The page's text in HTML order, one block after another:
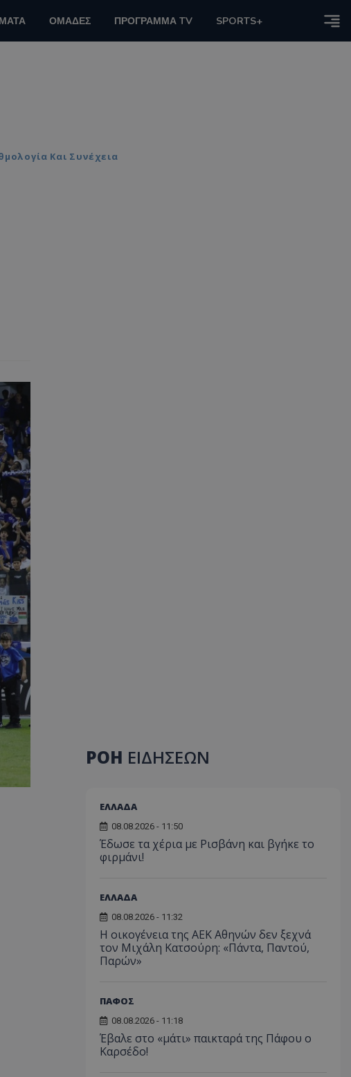
ΟΜΑΔΕΣ ΠΡΟΓΡΑΜΜΑ TV SPORTS+
Και Συνέχεια
ΡΟΗ ΕΙΔΗΣΕΩΝ
ΕΛΛΑΔΑ
08.08.2026 - 11:50
Έδωσε τα χέρια με Ρισβάνη και βγήκε το
φιρμάνι!
ΕΛΛΑΔΑ
08.08.2026 - 11:32
Η οικογένεια της ΑΕΚ Αθηνών δεν ξεχνά
τον Μιχάλη Κατσούρη: «Πάντα, Παντού,
Παρών»
ΠΑΦΟΣ
08.08.2026 - 11:18
Έβαλε στο «μάτι» παικταρά της Πάφου ο
Καρσέδο!